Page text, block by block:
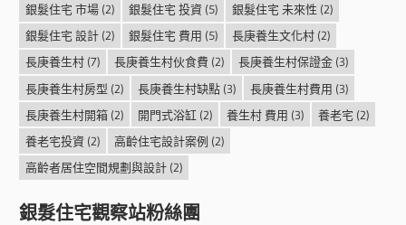
銀髮住宅 市場(2) 銀髮住宅 投資(5) 銀髮住宅 未來性 (2)
銀髮住宅 設計(2) 銀髮住宅 費用 (5) 長庚養生文化村(2)
長庚養生村(7) 長庚養生村伙食費 (2) 長庚養生村保證金(3)
長庚養生村房型 (2) 長庚養生村缺點(3) 長庚養生村費用 (3)
長庚養生村開箱(2) 開門式浴缸(2) 養生村 費用 (3) 養老宅 (2)
養老宅投資(2) 高齡住宅設計案例 (2)
高齡者居住空間規劃與設計(2)
銀髮住宅觀察站粉絲團